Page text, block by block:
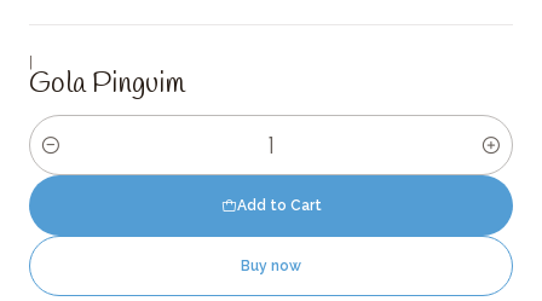
|
Gola Pinguim
Quantity
Add to Cart
Buy now